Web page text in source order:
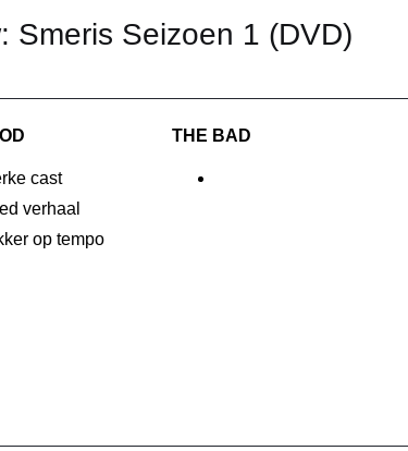
Smeris Seizoen 1 (DVD)
cast
verhaal
op tempo
THE BAD